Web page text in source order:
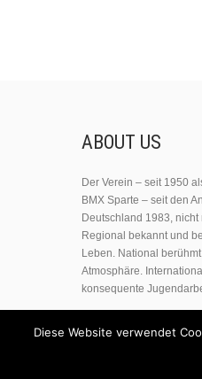
ABOUT US
Der Verein – seit 1950
BMX Sparte – seit den
Deutschland 1983,
Regional bekannt und
Leben. National
Atmosphäre.
konsequente
Diese Website verwendet